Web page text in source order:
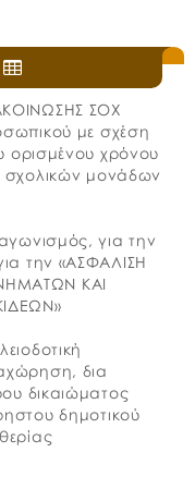
ΣΟΧ
με σχέση
ορισμένου χρόνου
σχολικών μονάδων
για την
την «ΑΣΦΑΛΙΣΗ
ΚΑΙ
δια
δικαιώματος
δημοτικού